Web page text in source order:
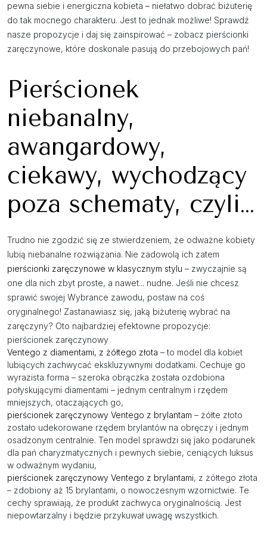
pewna siebie i energiczna kobieta – niełatwo dobrać biżuterię
do tak mocnego charakteru. Jest to jednak możliwe! Sprawdź
nasze propozycje i daj się zainspirować – zobacz pierścionki
zaręczynowe, które doskonale pasują do przebojowych pań!
Pierścionek
niebanalny,
awangardowy,
ciekawy, wychodzący
poza schematy, czyli…
Trudno nie zgodzić się ze stwierdzeniem, że odważne kobiety
lubią niebanalne rozwiązania. Nie zadowolą ich zatem
pierścionki zaręczynowe w klasycznym stylu – zwyczajnie są
one dla nich zbyt proste, a nawet... nudne. Jeśli nie chcesz
sprawić swojej Wybrance zawodu, postaw na coś
oryginalnego! Zastanawiasz się, jaką biżuterię wybrać na
zaręczyny? Oto najbardziej efektowne propozycje:
pierścionek zaręczynowy
Ventego z diamentami, z żółtego złota – to model dla kobiet
lubiących zachwycać ekskluzywnymi dodatkami. Cechuje go
wyrazista forma – szeroka obrączka została ozdobiona
połyskującymi diamentami – jednym centralnym i rzędem
mniejszych, otaczających go,
pierścionek zaręczynowy Ventego z brylantam – żółte złoto
zostało udekorowane rzędem brylantów na obręczy i jednym
osadzonym centralnie. Ten model sprawdzi się jako podarunek
dla pań charyzmatycznych i pewnych siebie, ceniących luksus
w odważnym wydaniu,
pierścionek zaręczynowy Ventego z brylantami, z żółtego złota
– zdobiony aż 15 brylantami, o nowoczesnym wzornictwie. Te
cechy sprawiają, że produkt zachwyca oryginalnością. Jest
niepowtarzalny i będzie przykuwał uwagę wszystkich.